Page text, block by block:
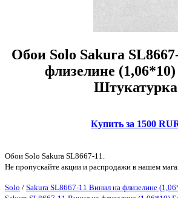
Обои Solo Sakura
флизелине
Штукатурка
Купить за 1500
Обои Solo Sakura SL8667-11.
Не пропускайте акции и распродажи в нашем
Solo / Sakura SL8667-11 Винил на флизелине